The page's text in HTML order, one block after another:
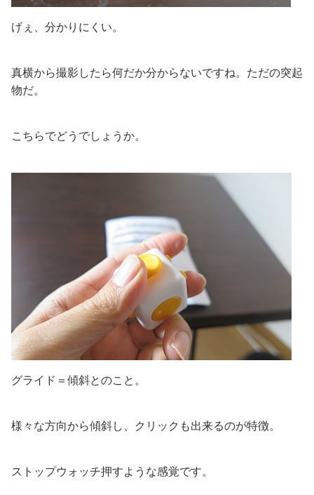
げぇ、分かりにくい。
真横から撮影したら何だか分からないですね。ただの突起
物だ。
こちらでどうでしょうか。
グライド＝傾斜とのこと。
様々な方向から傾斜し、クリックも出来るのが特徴。
ストップウォッチ押すような感覚です。